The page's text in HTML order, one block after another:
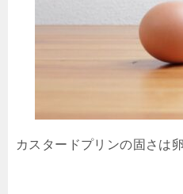
カスタードプリンの固さは